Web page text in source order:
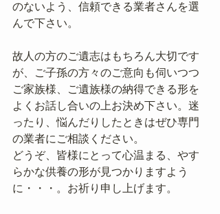
のないよう、信頼できる業者さんを選
んで下さい。
故人の方のご遺志はもちろん大切です
が、ご子孫の方々のご意向も伺いつつ
ご家族様、ご遺族様の納得できる形を
よくお話し合いの上お決め下さい。迷
ったり、悩んだりしたときはぜひ専門
の業者にご相談ください。
どうぞ、皆様にとって心温まる、やす
らかな供養の形が見つかりますよう
に・・・。お祈り申し上げます。